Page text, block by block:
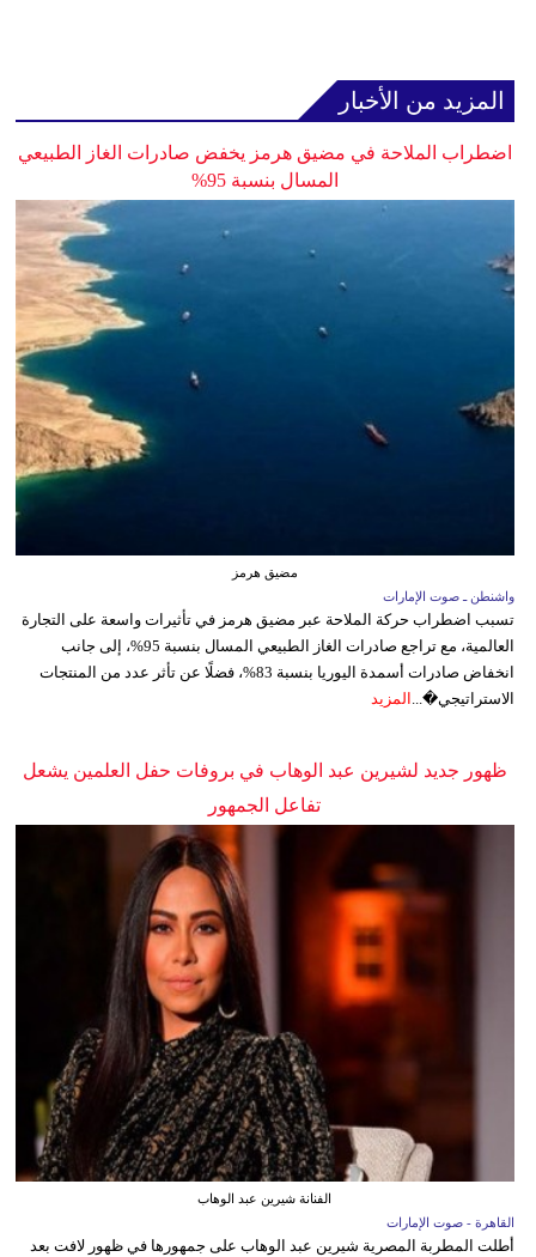
المزيد من الأخبار
اضطراب الملاحة في مضيق هرمز يخفض صادرات الغاز الطبيعي
المسال بنسبة 95%
مضيق هرمز
واشنطن ـ صوت الإمارات
تسبب اضطراب حركة الملاحة عبر مضيق هرمز في تأثيرات واسعة على التجارة
العالمية، مع تراجع صادرات الغاز الطبيعي المسال بنسبة 95%، إلى جانب
انخفاض صادرات أسمدة اليوريا بنسبة 83%، فضلًا عن تأثر عدد من المنتجات
الاستراتيجي�... المزيد
ظهور جديد لشيرين عبد الوهاب في بروفات حفل العلمين يشعل
تفاعل الجمهور
الفنانة شيرين عبد الوهاب
القاهرة - صوت الإمارات
أطلت المطربة المصرية شيرين عبد الوهاب على جمهورها في ظهور لافت بعد